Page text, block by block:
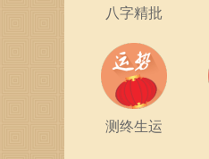
八字精批
测终生运